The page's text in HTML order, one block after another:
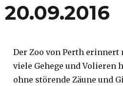
Der Zoo von Perth erinnert
viele Gehege und Volieren
ohne störende Zäune und